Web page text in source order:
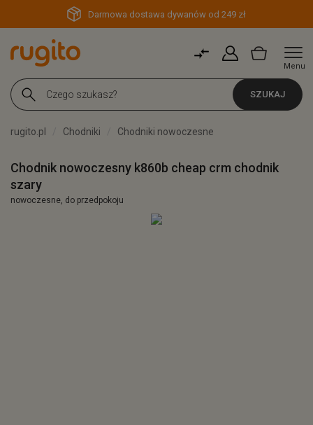
Darmowa dostawa dywanów od 249 zł
Menu
SZUKAJ
rugito.pl Chodniki Chodniki nowoczesne
Chodnik nowoczesny k860b cheap crm chodnik
szary
nowoczesne, do przedpokoju